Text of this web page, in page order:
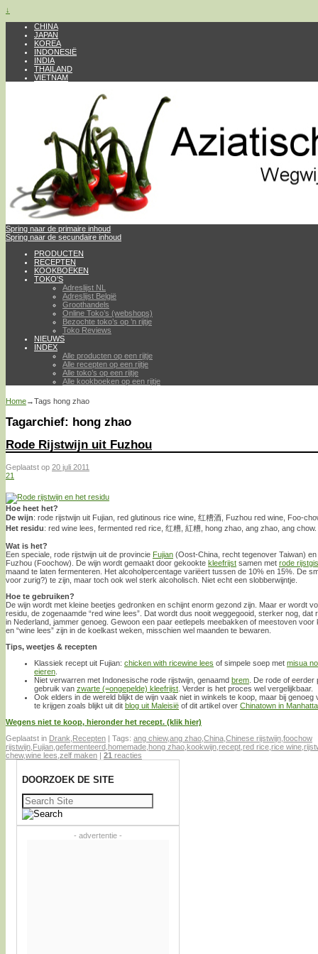
↓
CHINA
JAPAN
KOREA
INDONESIË
INDIA
THAILAND
VIETNAM
Spring naar de primaire inhoud
Spring naar de secundaire inhoud
PRODUCTEN
RECEPTEN
KOOKBOEKEN
TOKO’S
Adreslijst NL
Adreslijst België
Groothandels
Online Toko’s (webshops)
Bezochte toko’s op ’n rijtje
Toko Reviews
NIEUWS
INDEX
Alle producten op een rijtje
Alle recepten op een rijtje
Alle toko’s op een rijtje
Alle kookboeken op een rijtje
Home→Tags hong zhao
Tagarchief: hong zhao
Rode Rijstwijn uit Fuzhou
Geplaatst op 20 juli 2011
21
Hoe heet het?
De wijn: rode rijstwijn uit Fujian, red glutinous rice wine, 红糟酒, Fuzhou red wine, Foo-
Het residu: red wine lees, fermented red rice, 红糟, 紅糟, hong zhao, ang zhao, ang chow.
Wat is het?
Een speciale, rode rijstwijn uit de provincie Fujian (Oost-China, recht tegenover Taiwan)
Fuzhou (Foochow). De wijn wordt gemaakt door gekookte kleefrijst samen met rode
maand te laten fermenteren. Het alcoholpercentage variëert tussen de 10% en 15%. De
voor zurig?) te zijn, maar toch ook wel sterk alcoholisch. Niet echt een slobberwijntje.
Hoe te gebruiken?
De wijn wordt met kleine beetjes gedronken en schijnt enorm gezond zijn. Maar er wordt
residu, de zogenaamde “red wine lees”. Dat wordt dus nooit weggegooid, sterker nog,
in Nederland, jammer genoeg. Gewoon een paar eetlepels meebakken of meestoven
en “wine lees” zijn in de koelkast weken, misschien wel maanden te bewaren.
Tips, weetjes & recepten
Klassiek recept uit Fujian: chicken with ricewine lees of simpele soep met misua
eieren
Niet verwarren met Indonesische rode rijstwijn, genaamd brem . De rode of
gebruik van zwarte (=ongepelde) kleefrijst . Verder is het proces wel vergelijkbaar.
Ook elders in de wereld blijkt de wijn vaak niet in winkels te koop, maar bij
te krijgen zoals blijkt uit dit blog uit Maleisië of dit artikel over Chinatown in
Wegens niet te koop, hieronder het recept. (klik hier)
Geplaatst in Drank Recepten | Tags: ang chiew,ang zhao China Chinese rijstwijn foochow
rijstwijn Fujian gefermenteerd homemade hong zhao kookwijn recept red rice rice wine
chew,wine lees zelf maken | 21 reacties
DOORZOEK DE SITE
Zoeken
naar:
- advertentie -